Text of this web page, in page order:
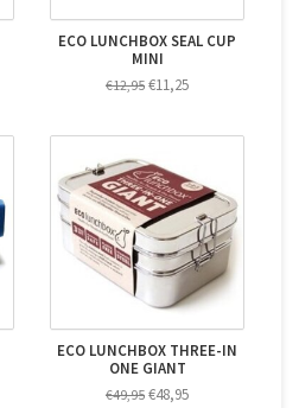
ECO LUNCHBOX SEAL CUP
MINI
€12,95 €11,25
ECO LUNCHBOX THREE-IN
ONE GIANT
€49,95 €48,95